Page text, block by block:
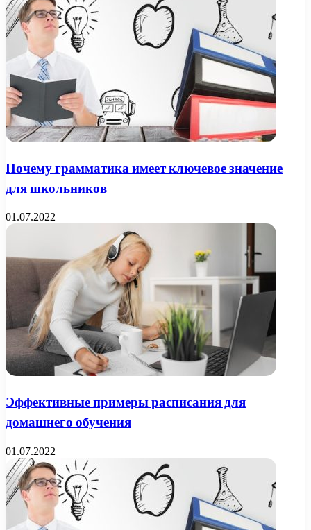
Почему грамматика имеет ключевое значение
для школьников
01.07.2022
Эффективные примеры расписания для
домашнего обучения
01.07.2022